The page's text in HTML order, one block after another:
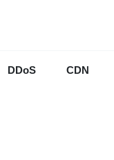
DDoS CDN